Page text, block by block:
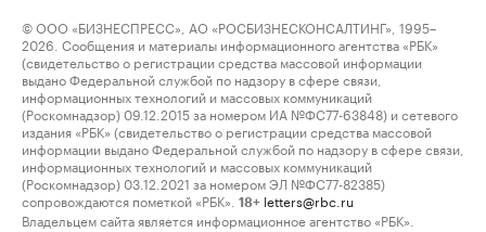
© ООО «БИЗНЕСПРЕСС», АО «РОСБИЗНЕСКОНСАЛТИНГ», 1995–
2026. Сообщения и материалы информационного агентства «РБК»
(свидетельство о регистрации средства массовой информации
выдано Федеральной службой по надзору в сфере связи,
информационных технологий и массовых коммуникаций
(Роскомнадзор) 09.12.2015 за номером ИА №ФС77-63848) и сетевого
издания «РБК» (свидетельство о регистрации средства массовой
информации выдано Федеральной службой по надзору в сфере связи,
информационных технологий и массовых коммуникаций
(Роскомнадзор) 03.12.2021 за номером ЭЛ №ФС77-82385)
сопровождаются пометкой «РБК».
18+ letters@rbc.ru
Владельцем сайта является информационное агентство «РБК».